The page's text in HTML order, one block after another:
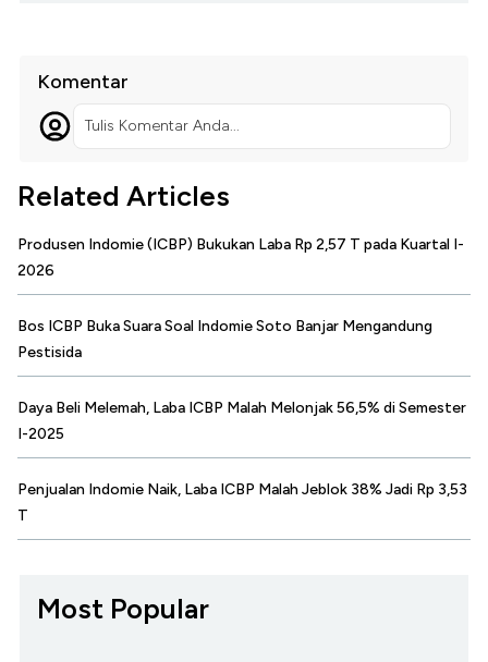
Komentar
Tulis Komentar Anda...
Related Articles
Produsen Indomie (ICBP) Bukukan Laba Rp 2,57 T pada Kuartal I-
2026
Bos ICBP Buka Suara Soal Indomie Soto Banjar Mengandung
Pestisida
Daya Beli Melemah, Laba ICBP Malah Melonjak 56,5% di Semester
I-2025
Penjualan Indomie Naik, Laba ICBP Malah Jeblok 38% Jadi Rp 3,53
T
Most Popular